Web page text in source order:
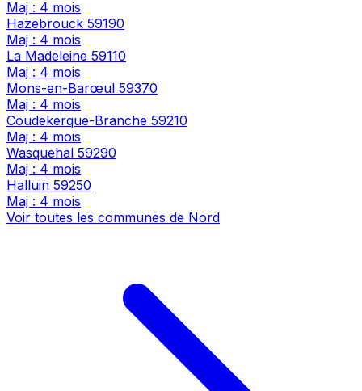
Maj : 4 mois
Hazebrouck 59190
Maj : 4 mois
La Madeleine 59110
Maj : 4 mois
Mons-en-Barœul 59370
Maj : 4 mois
Coudekerque-Branche 59210
Maj : 4 mois
Wasquehal 59290
Maj : 4 mois
Halluin 59250
Maj : 4 mois
Voir toutes les communes de Nord